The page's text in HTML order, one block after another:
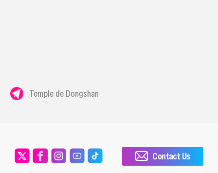
Temple de Dongshan
Contact Us